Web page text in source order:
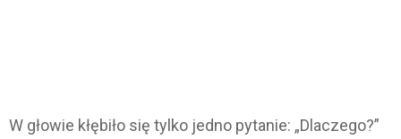
W głowie kłębiło się tylko jedno pytanie: „Dlaczego?”